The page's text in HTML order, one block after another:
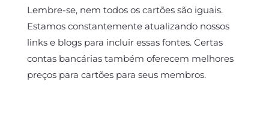
Lembre-se, nem todos os cartões são iguais.
Estamos constantemente atualizando nossos
links e blogs para incluir essas fontes. Certas
contas bancárias também oferecem melhores
preços para cartões para seus membros.